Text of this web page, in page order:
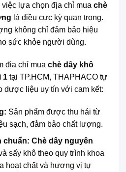
lựa chọn địa chỉ mua chè
là điều cực kỳ quan trọng.
không chỉ đảm bảo hiệu
sức khỏe người dùng.
địa chỉ mua chè dây khô
1 tại TP.HCM, THAPHACO tự
dược liệu uy tín với cam kết:
Sản phẩm được thu hái từ
sạch, đảm bảo chất lượng.
chuẩn: Chè dây nguyên
sấy khô theo quy trình khoa
hoạt chất và hương vị tự